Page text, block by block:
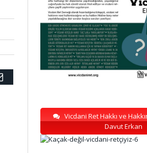
Email
Vicdani Ret Hakkı ve
Davut Erkan